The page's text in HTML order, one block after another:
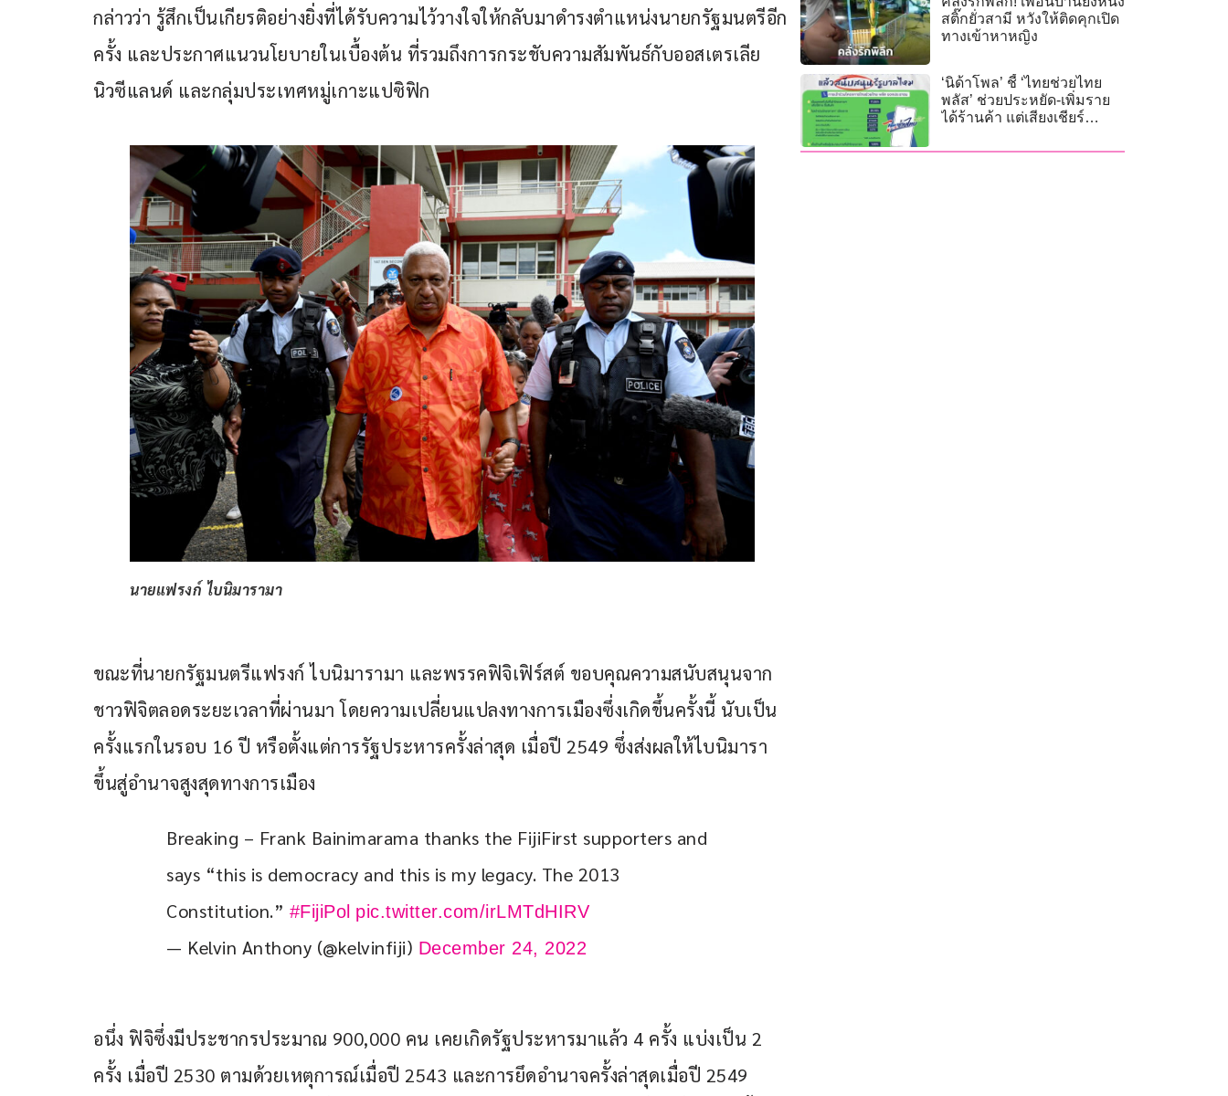
กล่าวว่า รู้สึกเป็นเกียรติอย่างยิ่งที่ได้รับความไว้วางใจให้กลับมาดำรงตำแหน่งนายกรัฐมนตรีอีก
ครั้ง และประกาศแนวนโยบายในเบื้องต้น ที่รวมถึงการกระชับความสัมพันธ์กับออสเตรเลีย
นิวซีแลนด์ และกลุ่มประเทศหมู่เกาะแปซิฟิก
นายแฟรงก์ ไบนิมารามา
ขณะที่นายกรัฐมนตรีแฟรงก์ ไบนิมารามา และพรรคฟิจิเฟิร์สต์ ขอบคุณความสนับสนุนจาก
ชาวฟิจิตลอดระยะเวลาที่ผ่านมา โดยความเปลี่ยนแปลงทางการเมืองซึ่งเกิดขึ้นครั้งนี้ นับเป็น
ครั้งแรกในรอบ 16 ปี หรือตั้งแต่การรัฐประหารครั้งล่าสุด เมื่อปี 2549 ซึ่งส่งผลให้ไบนิมารา
ขึ้นสู่อำนาจสูงสุดทางการเมือง
Breaking – Frank Bainimarama thanks the FijiFirst supporters and
says “this is democracy and this is my legacy. The 2013
Constitution.” #FijiPol pic.twitter.com/irLMTdHIRV
— Kelvin Anthony (@kelvinfiji) December 24, 2022
อนึ่ง ฟิจิซึ่งมีประชากรประมาณ 900,000 คน เคยเกิดรัฐประหารมาแล้ว 4 ครั้ง แบ่งเป็น 2
ครั้ง เมื่อปี 2530 ตามด้วยเหตุการณ์เมื่อปี 2543 และการยึดอำนาจครั้งล่าสุดเมื่อปี 2549
สติ๊กยั่วสามี หวังให้ติดคุกเปิด
ทางเข้าหาหญิง
‘นิด้าโพล’ ชี้ ‘ไทยช่วยไทย
พลัส’ ช่วยประหยัด-เพิ่มราย
ได้ร้านค้า แต่เสียงเชียร์